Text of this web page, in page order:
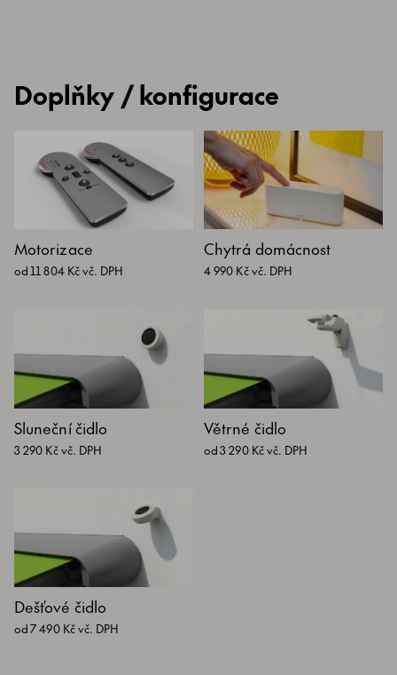
Doplňky / konfigurace
Motorizace
od 11 804 Kč vč. DPH
Chytrá domácnost
4 990 Kč vč. DPH
Sluneční čidlo
3 290 Kč vč. DPH
Větrné čidlo
od 3 290 Kč vč. DPH
Dešťové čidlo
od 7 490 Kč vč. DPH